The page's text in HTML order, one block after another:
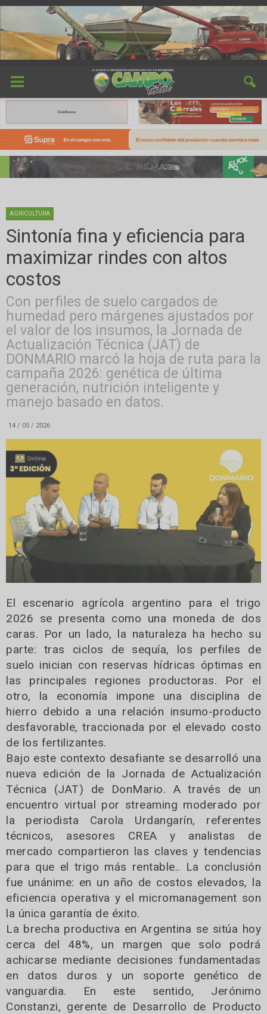
AGRICULTURA
Sintonía fina y eficiencia para
maximizar rindes con altos
costos
Con perfiles de suelo cargados de
humedad pero márgenes ajustados por
el valor de los insumos, la Jornada de
Actualización Técnica (JAT) de
DONMARIO marcó la hoja de ruta para la
campaña 2026: genética de última
generación, nutrición inteligente y
manejo basado en datos.
14 / 05 / 2026
El escenario agrícola argentino para el trigo
2026 se presenta como una moneda de dos
caras. Por un lado, la naturaleza ha hecho su
parte: tras ciclos de sequía, los perfiles de
suelo inician con reservas hídricas óptimas en
las principales regiones productoras. Por el
otro, la economía impone una disciplina de
hierro debido a una relación insumo-producto
desfavorable, traccionada por el elevado costo
de los fertilizantes.
Bajo este contexto desafiante se desarrolló una
nueva edición de la Jornada de Actualización
Técnica (JAT) de DonMario. A través de un
encuentro virtual por streaming moderado por
la periodista Carola Urdangarín, referentes
técnicos, asesores CREA y analistas de
mercado compartieron las claves y tendencias
para que el trigo más rentable.. La conclusión
fue unánime: en un año de costos elevados, la
eficiencia operativa y el micromanagement son
la única garantía de éxito.
La brecha productiva en Argentina se sitúa hoy
cerca del 48%, un margen que solo podrá
achicarse mediante decisiones fundamentadas
en datos duros y un soporte genético de
vanguardia. En este sentido, Jerónimo
Constanzi, gerente de Desarrollo de Producto